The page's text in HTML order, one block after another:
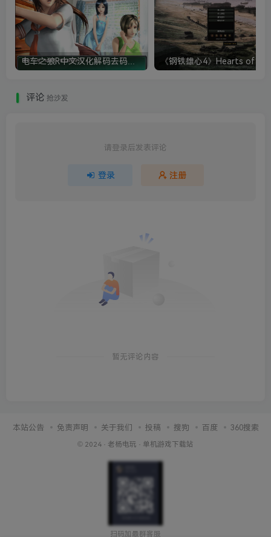
评论 抢沙发
请登录后发表评论
登录 注册
暂无评论内容
本站公告 免责声明 关于我们 投稿 搜狗 百度 360搜索
© 2024 · 老杨电玩 · 单机游戏下载站
扫码加最群客服